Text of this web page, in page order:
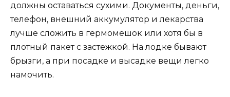
должны оставаться сухими. Документы, деньги,
телефон, внешний аккумулятор и лекарства
лучше сложить в гермомешок или хотя бы в
плотный пакет с застежкой. На лодке бывают
брызги, а при посадке и высадке вещи легко
намочить.